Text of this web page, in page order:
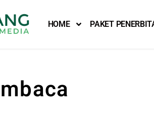
HOME PAKET